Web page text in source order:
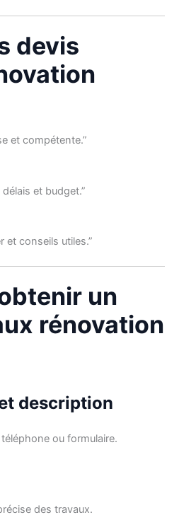
devis
et compétente.”
et budget.”
et conseils utiles.”
un
rénovation
description
ou formulaire.
des travaux.